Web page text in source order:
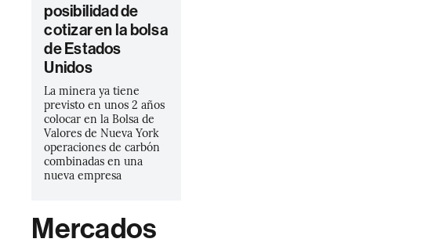
posibilidad de
cotizar en la bolsa
de Estados
Unidos
La minera ya tiene
previsto en unos 2 años
colocar en la Bolsa de
Valores de Nueva York
operaciones de carbón
combinadas en una
nueva empresa
Mercados